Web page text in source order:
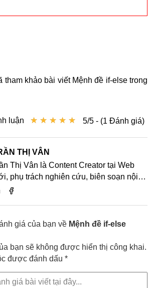
tham khảo bài viết Mệnh đề if-else trong
★ ★ ★ ★ ★
★ ★ ★ ★ ★ 5/5 - (1 Đánh giá)
luận
THỊ VÂN
Thị Vân là Content Creator tại Web
phụ trách nghiên cứu, biên soạn nội
và chia sẻ kiến thức về website, SEO,
giá của bạn về Mệnh đề if-else
bạn sẽ không được hiển thị công khai.
được đánh dấu *